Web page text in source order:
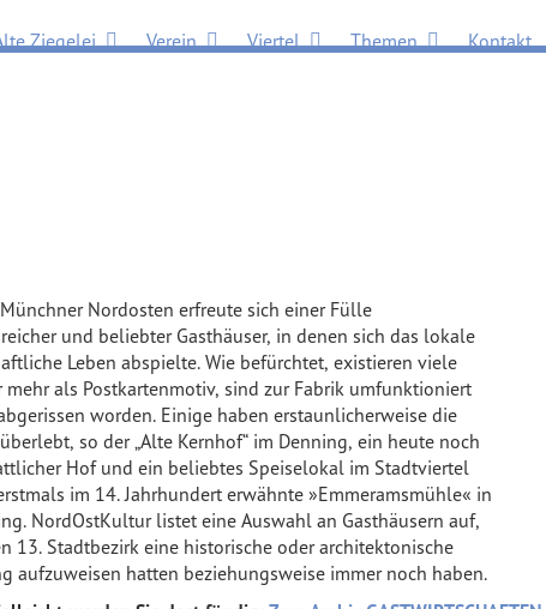
Ziegelei Öffne Alte Ziegelei
Verein Öffne Verein
Viertel Öffne Viertel
Themen Öffne Themen
Kontakt
Nordosten erfreute sich einer Fülle
und beliebter Gasthäuser, in denen sich das lokale
Leben abspielte. Wie befürchtet, existieren viele
mehr als Postkartenmotiv, sind zur Fabrik umfunktioniert
worden. Einige haben erstaunlicherweise die
so der „Alte Kernhof“ im Denning, ein heute noch
Hof und ein beliebtes Speiselokal im Stadtviertel
im 14. Jahrhundert erwähnte »Emmeramsmühle« in
NordOstKultur listet eine Auswahl an Gasthäusern auf,
13. Stadtbezirk eine historische oder architektonische
aufzuweisen hatten beziehungsweise immer noch haben.